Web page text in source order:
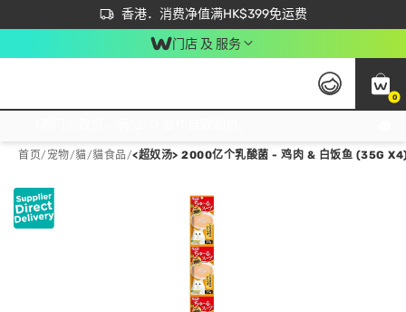
香港．消费净值满HK$399免运费
立即成为易赏钱会员尽享独家优惠
首次APP下单买满$450 输入 NEWAPP 即减$50
门店 及 服务
0
首页/ 宠物/貓/貓食品/<超奴汤> 2000亿个乳酸菌 - 鸡肉 & 白饭鱼 (35G